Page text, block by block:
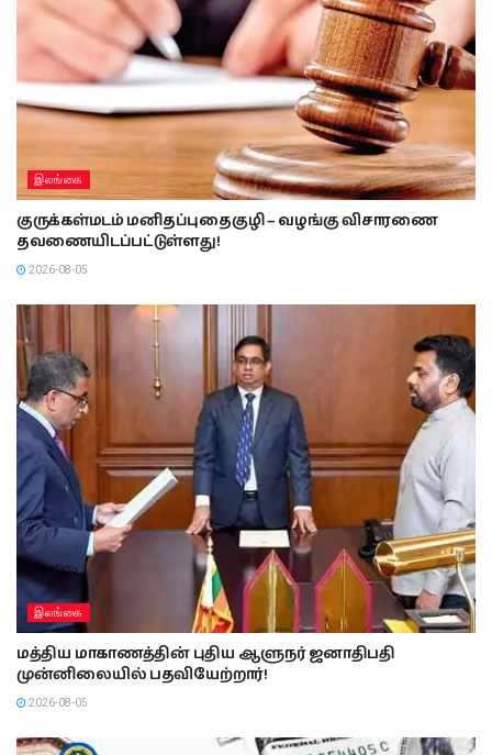
இலங்கை
குருக்கள்மடம் மனிதப்புதைகுழி – வழங்கு விசாரணை
தவணையிடப்பட்டுள்ளது!
2026-08-05
இலங்கை
மத்திய மாகாணத்தின் புதிய ஆளுநர் ஜனாதிபதி
முன்னிலையில் பதவியேற்றார்!
2026-08-05